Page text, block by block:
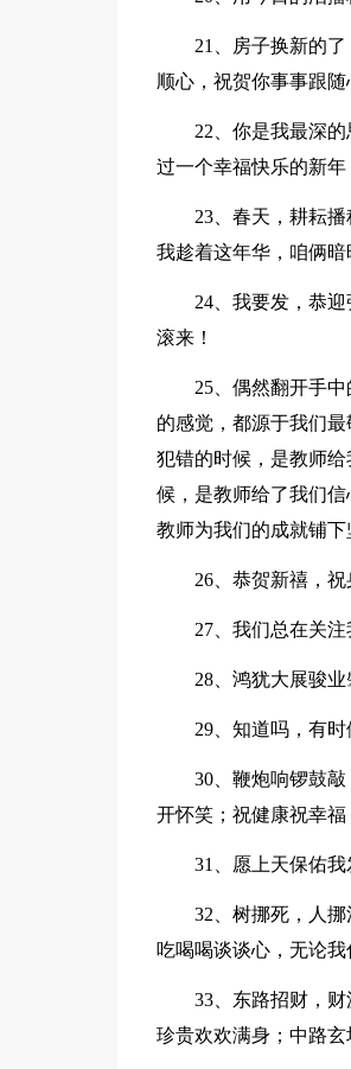
21、房子换新的了
顺心，祝贺你事事跟随
22、你是我最深的
过一个幸福快乐的新年
23、春天，耕耘播种
我趁着这年华，咱俩暗
24、我要发，恭迎
滚来！
25、偶然翻开手中
的感觉，都源于我们
犯错的时候，是教师
候，是教师给了我们
教师为我们的成就铺
26、恭贺新禧，祝身
27、我们总在关注我
28、鸿犹大展骏业
29、知道吗，有时候
30、鞭炮响锣鼓敲
开怀笑；祝健康祝幸福
31、愿上天保佑我
32、树挪死，人挪
吃喝喝谈谈心，无论
33、东路招财，财源
珍贵欢欢满身；中路玄